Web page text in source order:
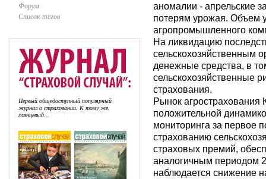
Форум
Список тегов
Первый общедоступный популярный
журнал о страховании. К тому же,
глянцевый...
аномалии - апрельские
потерям урожая. Объем
агропромышленного
На ликвидацию
сельскохозяйственным
денежные средства, в
сельскохозяйственные
страхования.
Рынок агрострахования
положительной
мониторинга за первое
страхованию
страховых премий,
аналогичным периодом
наблюдается снижение